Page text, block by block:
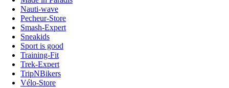
Nauti-wave
Pecheur-Store
Smash-Expert
Sneakids
Sport is good
Training-Fit
Trek-Expert
TripNBikers
Vélo-Store